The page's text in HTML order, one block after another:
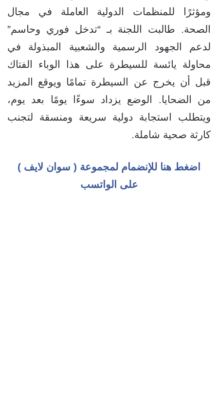
ومؤثرًا للمنظمات الدولية العاملة في مجال
الصحة. طالبت اللجنة بـ “تدخل فوري وحاسم”
لدعم الجهود الرسمية والشعبية المبذولة في
محاولة يائسة للسيطرة على هذا الوباء الفتاك
قبل أن يخرج عن السيطرة تمامًا ويوقع المزيد
من الضحايا. الوضع يزداد سوءًا يومًا بعد يوم،
ويتطلب استجابة دولية سريعة ومنسقة لتجنب
كارثة صحية شاملة.
اضغط هنا للإنضمام لمجموعة ( سوان لايف )
على الواتسب